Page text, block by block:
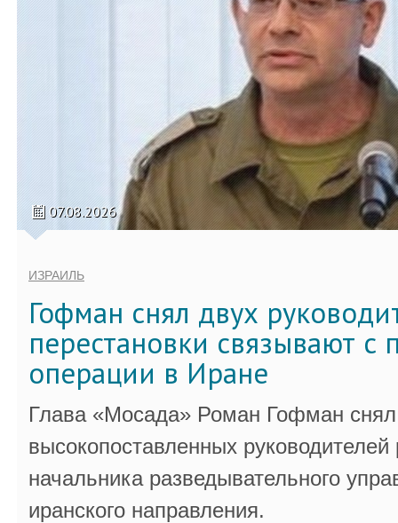
07.08.2026
ИЗРАИЛЬ
Гофман снял двух
перестановки связывают с
операции в Иране
Глава «Мосада» Роман Гофман снял
высокопоставленных
начальника разведывательного
иранского направления.